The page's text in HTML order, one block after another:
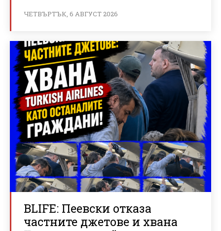
ЧЕТВЪРТЪК, 6 АВГУСТ 2026
BLIFE: Пеевски отказа
частните джетове и хвана